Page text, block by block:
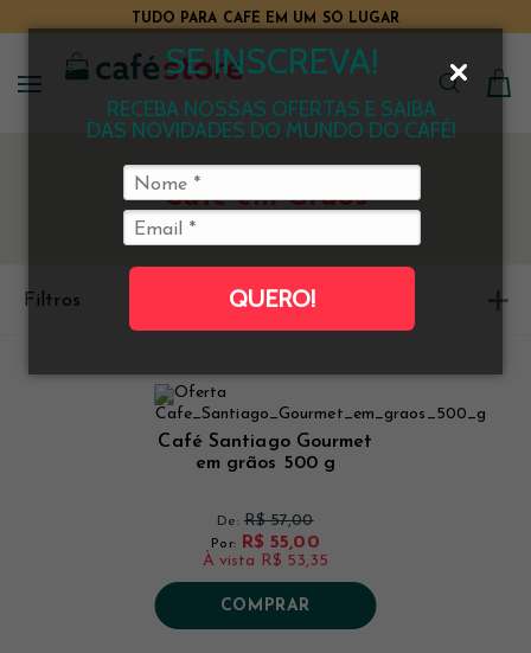
SE INSCREVA!
RECEBA NOSSAS OFERTAS E SAIBA
DAS NOVIDADES DO MUNDO DO CAFÉ!
QUERO!
TUDO PARA CAFÉ EM UM SÓ LUGAR
Café em Grãos
Filtros Ordenar
Café Santiago Gourmet
em grãos 500 g
De: R$ 57,00
Por: R$ 55,00
À vista R$ 53,35
COMPRAR